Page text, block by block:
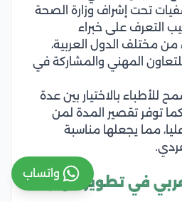
تحت إشراف وزارة الصحة
التعرف على خبراء
مختلف الدول العربية،
المهني والمشاركة في
للأطباء بالاختيار بين عدة
توفر تقصير المدة لمن
مما يجعلها مناسبة
في تطوير مهارات
واتساب